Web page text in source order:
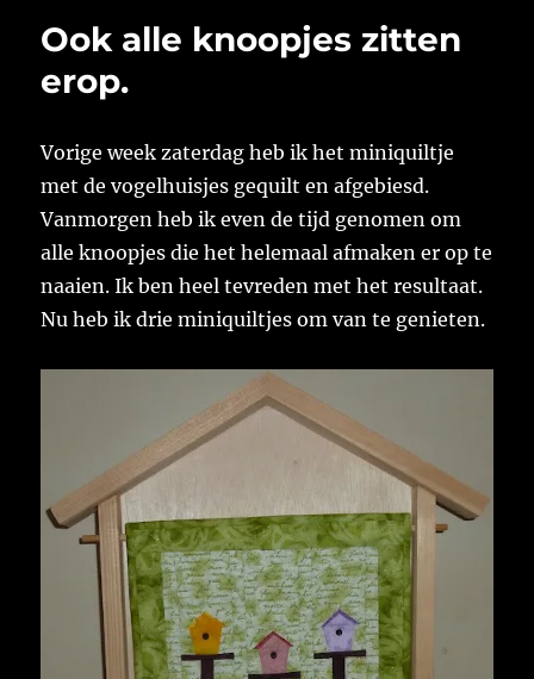
Ook alle knoopjes zitten
erop.
Vorige week zaterdag heb ik het miniquiltje
met de vogelhuisjes gequilt en afgebiesd.
Vanmorgen heb ik even de tijd genomen om
alle knoopjes die het helemaal afmaken er op te
naaien. Ik ben heel tevreden met het resultaat.
Nu heb ik drie miniquiltjes om van te genieten.